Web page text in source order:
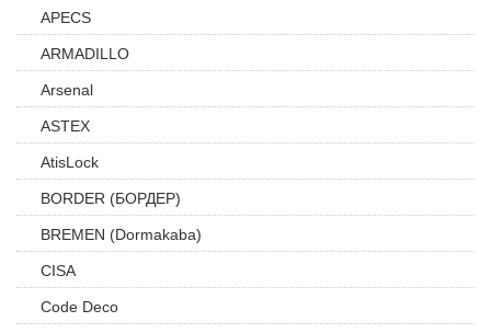
APECS
ARMADILLO
Arsenal
ASTEX
AtisLock
BORDER (БОРДЕР)
BREMEN (Dormakaba)
CISA
Code Deco